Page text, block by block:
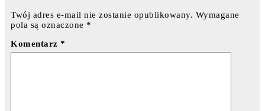
Twój adres e-mail nie zostanie opublikowany. Wymagane
pola są oznaczone *
Komentarz *